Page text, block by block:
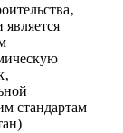
стандартам